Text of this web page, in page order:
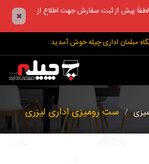
لطفاً پیش از ثبت سفارش جهت اطلاع از
مبلمان اداری چیله خوش آمدید
ست رومیزی اداری لیزری